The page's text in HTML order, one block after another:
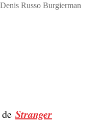
Denis Russo Burgierman
Stranger